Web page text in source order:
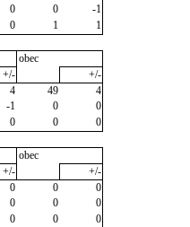
0 0
-1
0 1 1
obec
+/-
+/-
4 49
4
-1 0
0
0 0 0
obec
+/-
+/-
0 0
0
0 0
0
0 0
0